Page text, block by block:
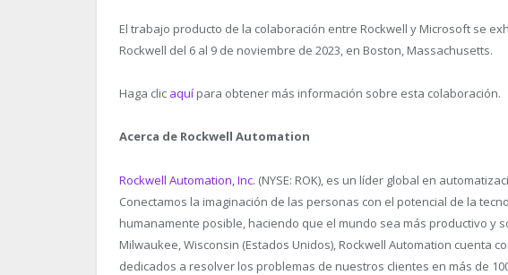
El trabajo producto de la colaboración entre Rockwell y Microsoft se
Rockwell del 6 al 9 de noviembre de 2023, en Boston, Massachusetts.
Haga clic aquí para obtener más información sobre esta colaboración.
Acerca de Rockwell Automation
Rockwell Automation, Inc. (NYSE: ROK), es un líder global en
Conectamos la imaginación de las personas con el potencial de la
humanamente posible, haciendo que el mundo sea más productivo y
Milwaukee, Wisconsin (Estados Unidos), Rockwell Automation cuenta
dedicados a resolver los problemas de nuestros clientes en más de